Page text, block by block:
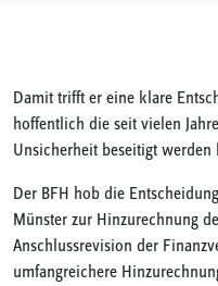
Damit trifft er eine klare
hoffentlich die seit vielen
Unsicherheit beseitigt werden
Der BFH hob die
Münster zur Hinzurechnung
Anschlussrevision der
umfangreichere